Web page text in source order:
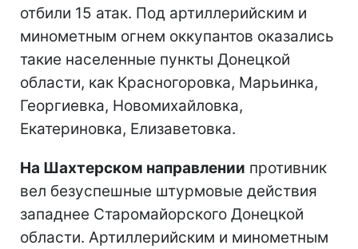
отбили 15 атак. Под артиллерийским и
минометным огнем оккупантов оказались
такие населенные пункты Донецкой
области, как Красногоровка, Марьинка,
Георгиевка, Новомихайловка,
Екатериновка, Елизаветовка.
На Шахтерском направлении противник
вел безуспешные штурмовые действия
западнее Старомайорского Донецкой
области. Артиллерийским и минометным